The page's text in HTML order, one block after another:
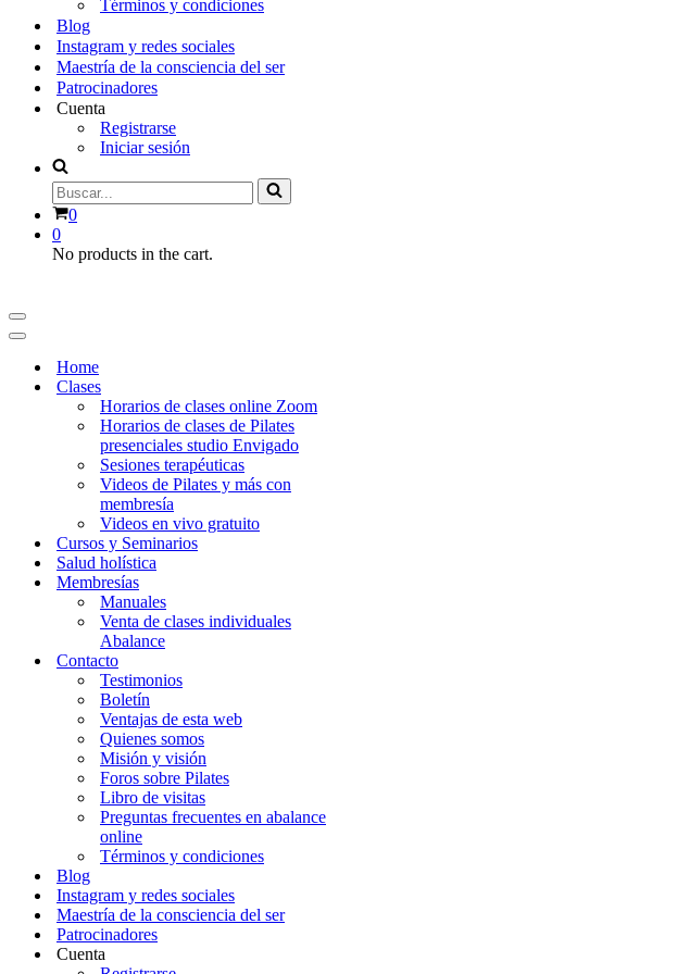
Términos y condiciones
Blog
Instagram y redes sociales
Maestría de la consciencia del ser
Patrocinadores
Cuenta
Registrarse
Iniciar sesión
Buscar...
Carrito
0
0
No products in the cart.
Menú
de
Menú
navegación
Home
Clases
Horarios de clases online Zoom
Horarios de clases de Pilates
presenciales studio Envigado
Sesiones terapéuticas
Videos de Pilates y más con
membresía
Videos en vivo gratuito
Cursos y Seminarios
Salud holística
Membresías
Manuales
Venta de clases individuales
Abalance
Contacto
Testimonios
Boletín
Ventajas de esta web
Quienes somos
Misión y visión
Foros sobre Pilates
Libro de visitas
Preguntas frecuentes en abalance
online
Términos y condiciones
Blog
Instagram y redes sociales
Maestría de la consciencia del ser
Patrocinadores
Cuenta